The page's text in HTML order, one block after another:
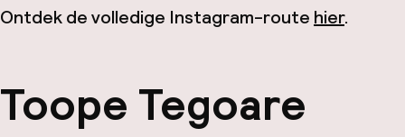
Ontdek de volledige Instagram-route hier.
Toope Tegoare